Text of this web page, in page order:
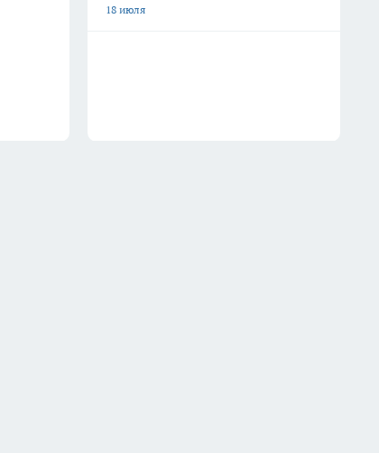
18 июля